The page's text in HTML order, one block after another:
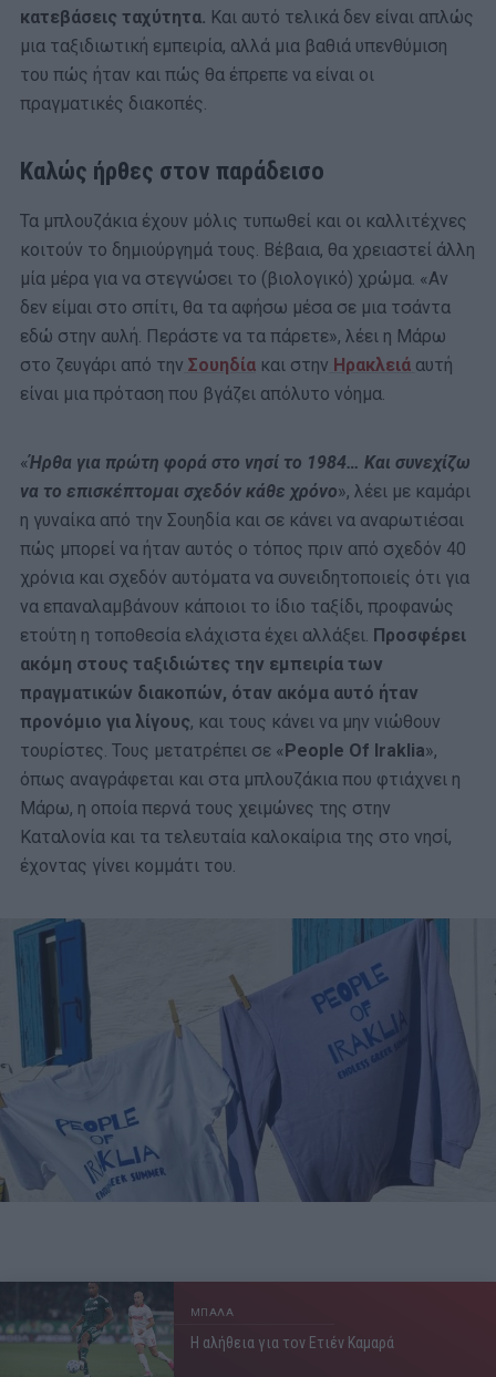
κατεβάσεις ταχύτητα. Και αυτό τελικά δεν είναι απλώς
μια ταξιδιωτική εμπειρία, αλλά μια βαθιά υπενθύμιση
του πώς ήταν και πώς θα έπρεπε να είναι οι
πραγματικές διακοπές.
Καλώς ήρθες στον παράδεισο
Τα μπλουζάκια έχουν μόλις τυπωθεί και οι καλλιτέχνες
κοιτούν το δημιούργημά τους. Βέβαια, θα χρειαστεί άλλη
μία μέρα για να στεγνώσει το (βιολογικό) χρώμα. «Αν
δεν είμαι στο σπίτι, θα τα αφήσω μέσα σε μια τσάντα
εδώ στην αυλή. Περάστε να τα πάρετε», λέει η Μάρω
στο ζευγάρι από την Σουηδία και στην Ηρακλειά αυτή
είναι μια πρόταση που βγάζει απόλυτο νόημα.
«Ήρθα για πρώτη φορά στο νησί το 1984… Και συνεχίζω
να το επισκέπτομαι σχεδόν κάθε χρόνο», λέει με καμάρι
η γυναίκα από την Σουηδία και σε κάνει να αναρωτιέσαι
πώς μπορεί να ήταν αυτός ο τόπος πριν από σχεδόν 40
χρόνια και σχεδόν αυτόματα να συνειδητοποιείς ότι για
να επαναλαμβάνουν κάποιοι το ίδιο ταξίδι, προφανώς
ετούτη η τοποθεσία ελάχιστα έχει αλλάξει. Προσφέρει
ακόμη στους ταξιδιώτες την εμπειρία των
πραγματικών διακοπών, όταν ακόμα αυτό ήταν
προνόμιο για λίγους, και τους κάνει να μην νιώθουν
τουρίστες. Τους μετατρέπει σε «People Of Iraklia»,
όπως αναγράφεται και στα μπλουζάκια που φτιάχνει η
Μάρω, η οποία περνά τους χειμώνες της στην
Καταλονία και τα τελευταία καλοκαίρια της στο νησί,
έχοντας γίνει κομμάτι του.
ΜΠΑΛΑ
Η αλήθεια για τον Ετιέν Καμαρά